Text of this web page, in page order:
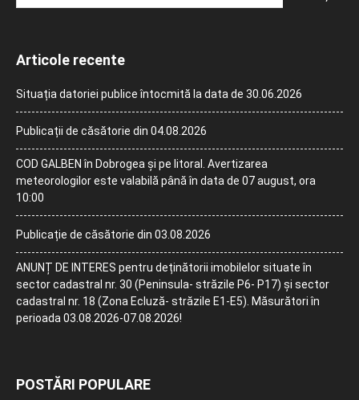
Articole recente
Situația datoriei publice întocmită la data de 30.06.2026
Publicații de căsătorie din 04.08.2026
COD GALBEN în Dobrogea și pe litoral. Avertizarea
meteorologilor este valabilă până în data de 07 august, ora
10:00
Publicație de căsătorie din 03.08.2026
ANUNȚ DE INTERES pentru deținătorii imobilelor situate în
sector cadastral nr. 30 (Peninsula- străzile P6- P17) și sector
cadastral nr. 18 (Zona Ecluză- străzile E1-E5). Măsurători în
perioada 03.08.2026-07.08.2026!
POSTĂRI POPULARE